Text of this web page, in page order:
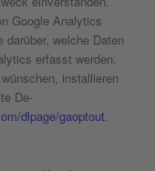
Google Analytics
welche Daten
erfasst werden.
installieren
De-
dlpage/gaoptout